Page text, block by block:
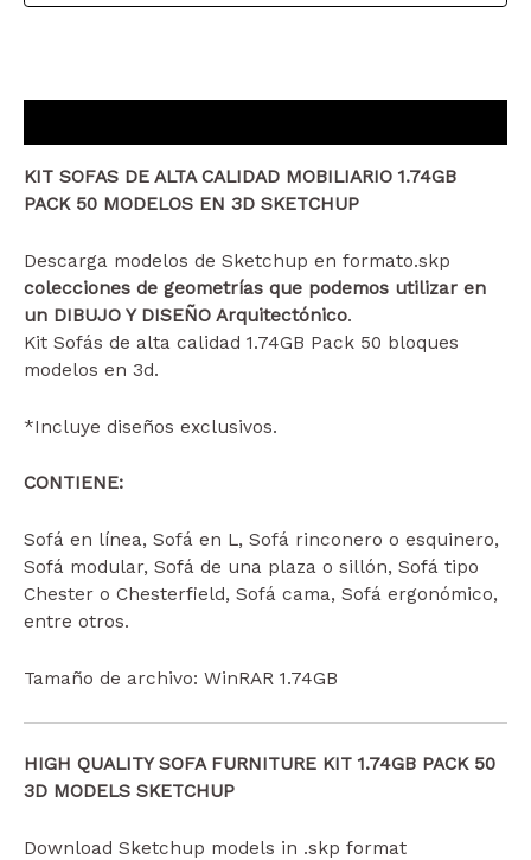
3D
cantidad
KIT SOFAS DE ALTA CALIDAD MOBILIARIO 1.74GB
PACK 50 MODELOS EN 3D SKETCHUP
Descarga modelos de Sketchup en formato.skp
colecciones de geometrías que podemos utilizar en
un DIBUJO Y DISEÑO Arquitectónico.
Kit Sofás de alta calidad 1.74GB Pack 50 bloques
modelos en 3d.
*Incluye diseños exclusivos.
CONTIENE:
Sofá en línea, Sofá en L, Sofá rinconero o esquinero,
Sofá modular, Sofá de una plaza o sillón, Sofá tipo
Chester o Chesterfield, Sofá cama, Sofá ergonómico,
entre otros.
Tamaño de archivo: WinRAR 1.74GB
HIGH QUALITY SOFA FURNITURE KIT 1.74GB PACK 50
3D MODELS SKETCHUP
Download Sketchup models in .skp format